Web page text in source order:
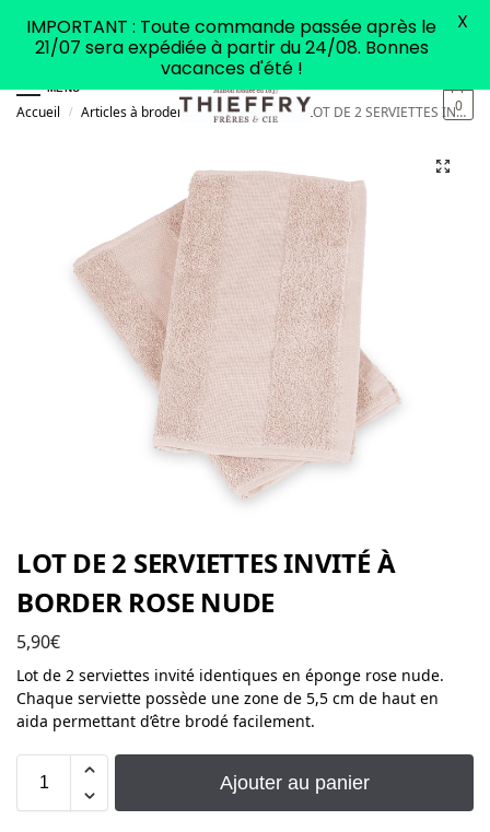
MENU
0
Accueil / Articles à broder Linge de bain LOT DE 2 SERVIETTES INVITÉ À BORDER ROSE NUDE
LOT DE 2 SERVIETTES INVITÉ À
BORDER ROSE NUDE
5,90€
Lot de 2 serviettes invité identiques en éponge rose nude.
Chaque serviette possède une zone de 5,5 cm de haut en
aida permettant d’être brodé facilement.
Ajouter au panier
IMPORTANT : Toute commande passée après le
21/07 sera expédiée à partir du 24/08. Bonnes
vacances d'été !
X